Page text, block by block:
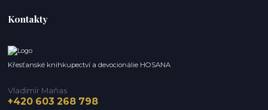
Kontakty
Křesťanské knihkupectví a devocionálie HOSANA
Vladimír Maňas
+420 603 268 798